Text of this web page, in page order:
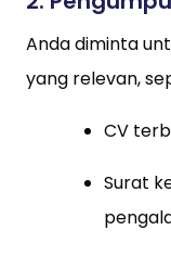
Anda diminta
yang relevan,
CV
Surat